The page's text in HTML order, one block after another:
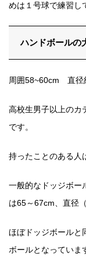
めは１号球で練習し
ハンドボール
周囲58~60cm 直
高校生男子以上のカ
です。
持ったことのある人
一般的なドッジボー
は65～67cm、直径
ほぼドッジボールと
ボールとなっていま